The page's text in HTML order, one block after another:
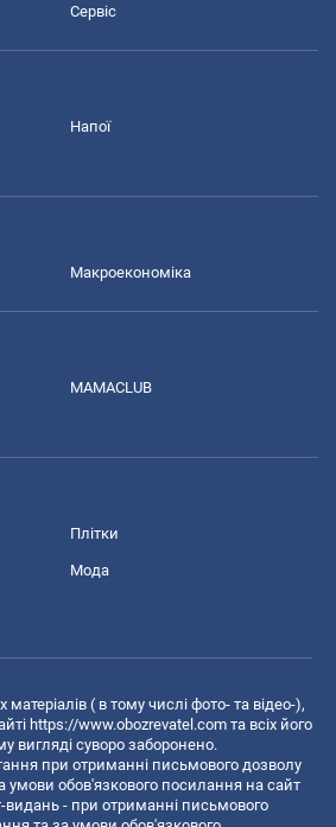
Сервіс
Напої
Макроекономіка
MAMACLUB
Плітки
Мода
( в тому числі фото- та відео-),
https://www.obozrevatel.com та всіх його
вигляді суворо заборонено.
при отриманні письмового дозволу
умови обов'язкового посилання на сайт
видань - при отриманні письмового